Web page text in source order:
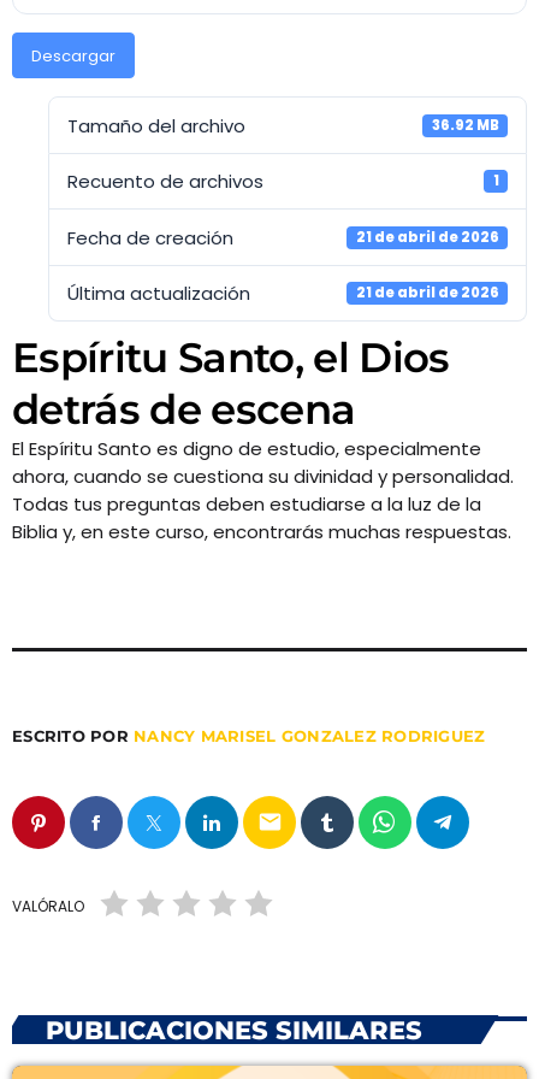
NUESTRO EQUIPO
RADIO
ANGELES DE ESPERANZA
CLUB DE AMIGOS
CURSOS BÍBLICOS
Archives
abril 2025
diciembre 2024
Eventos
Descargar
Tamaño del archivo 36.92 MB
Recuento de archivos 1
Fecha de creación 21 de abril de 2026
Última actualización 21 de abril de 2026
Espíritu Santo, el Dios
detrás de escena
El Espíritu Santo es digno de estudio, especialmente
ahora, cuando se cuestiona su divinidad y personalidad.
Todas tus preguntas deben estudiarse a la luz de la
Biblia y, en este curso, encontrarás muchas respuestas.
ESCRITO POR NANCY MARISEL GONZALEZ RODRIGUEZ
email
VALÓRALO
PUBLICACIONES SIMILARES